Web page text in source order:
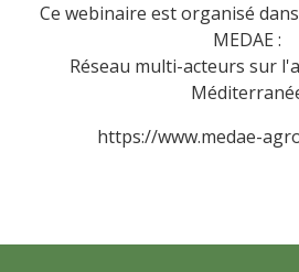
Ce webinaire est organisé
MEDAE :
Réseau multi-acteurs sur
https://www.medae-